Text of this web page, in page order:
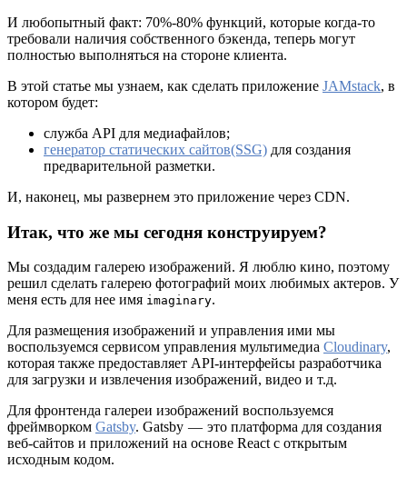
И любопытный факт: 70%-80% функций, которые когда-то
требовали наличия собственного бэкенда, теперь могут
полностью выполняться на стороне клиента.
В этой статье мы узнаем, как сделать приложение JAMstack, в
котором будет:
служба API для медиафайлов;
генератор статических сайтов(SSG) для создания
предварительной разметки.
И, наконец, мы развернем это приложение через CDN.
Итак, что же мы сегодня конструируем?
Мы создадим галерею изображений. Я люблю кино, поэтому
решил сделать галерею фотографий моих любимых актеров. У
меня есть для нее имя imaginary.
Для размещения изображений и управления ими мы
воспользуемся сервисом управления мультимедиа Cloudinary,
которая также предоставляет API-интерфейсы разработчика
для загрузки и извлечения изображений, видео и т.д.
Для фронтенда галереи изображений воспользуемся
фреймворком Gatsby. Gatsby — это платформа для создания
веб-сайтов и приложений на основе React с открытым
исходным кодом.